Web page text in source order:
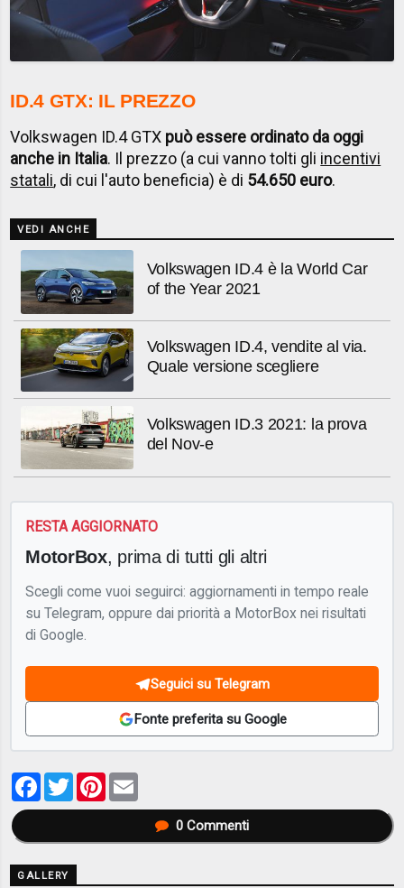
ID.4 GTX: IL PREZZO
Volkswagen ID.4 GTX può essere ordinato da oggi
anche in Italia. Il prezzo (a cui vanno tolti gli incentivi
statali, di cui l'auto beneficia) è di 54.650 euro.
VEDI ANCHE
Volkswagen ID.4 è la World Car
of the Year 2021
Volkswagen ID.4, vendite al via.
Quale versione scegliere
Volkswagen ID.3 2021: la prova
del Nov-e
RESTA AGGIORNATO
MotorBox, prima di tutti gli altri
Scegli come vuoi seguirci: aggiornamenti in tempo reale
su Telegram, oppure dai priorità a MotorBox nei risultati
di Google.
Seguici su Telegram
Fonte preferita su Google
Facebook
TwitterPinterest
0Commenti
GALLERY